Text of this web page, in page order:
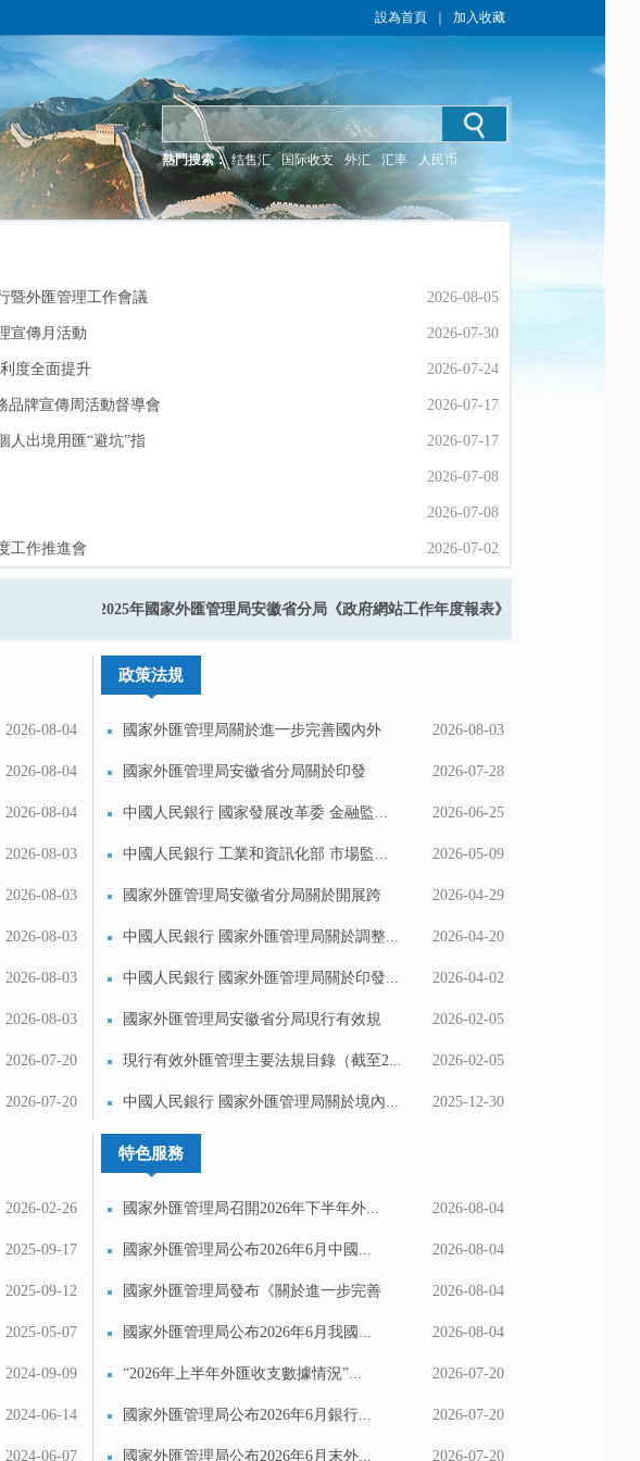
設為首頁 加入收藏
熱門搜索： 结售汇 国际收支 外汇 汇率 人民币
暨外匯管理工作會議 2026-08-05
宣傳月活動 2026-07-30
度全面提升 2026-07-24
品牌宣傳周活動督導會 2026-07-17
人出境用匯“避坑”指 2026-07-17
2026-07-08
2026-07-08
工作推進會 2026-07-02
2026-06-25
暨外匯管理工作會議 2026-08-05
宣傳月活動 2026-07-30
度全面提升 2026-07-24
品牌宣傳周活動督導會 2026-07-17
人出境用匯“避坑”指 2026-07-17
2026-07-08
2026-07-08
工作推進會 2026-07-02
2026-06-25
2025年國家外匯管理局安徽省分局《政府網站工作年度報表》
2026-08-04
2026-08-04
2026-08-04
2026-08-03
2026-08-03
2026-08-03
2026-08-03
2026-08-03
2026-07-20
2026-07-20
政策法規
國家外匯管理局關於進一步完善國內外
匯...
2026-08-03
國家外匯管理局安徽省分局關於印發
《銀...
2026-07-28
中國人民銀行 國家發展改革委 金融監... 2026-06-25
中國人民銀行 工業和資訊化部 市場監... 2026-05-09
國家外匯管理局安徽省分局關於開展跨
境...
2026-04-29
中國人民銀行 國家外匯管理局關於調整... 2026-04-20
中國人民銀行 國家外匯管理局關於印發... 2026-04-02
國家外匯管理局安徽省分局現行有效規
範...
2026-02-05
現行有效外匯管理主要法規目錄（截至2... 2026-02-05
中國人民銀行 國家外匯管理局關於境內... 2025-12-30
2026-02-26
2025-09-17
2025-09-12
2025-05-07
2024-09-09
2024-06-14
2024-06-07
特色服務
國家外匯管理局召開2026年下半年外... 2026-08-04
國家外匯管理局公布2026年6月中國... 2026-08-04
國家外匯管理局發布《關於進一步完善
國...
2026-08-04
國家外匯管理局公布2026年6月我國... 2026-08-04
“2026年上半年外匯收支數據情況”... 2026-07-20
國家外匯管理局公布2026年6月銀行... 2026-07-20
國家外匯管理局公布2026年6月末外... 2026-07-20